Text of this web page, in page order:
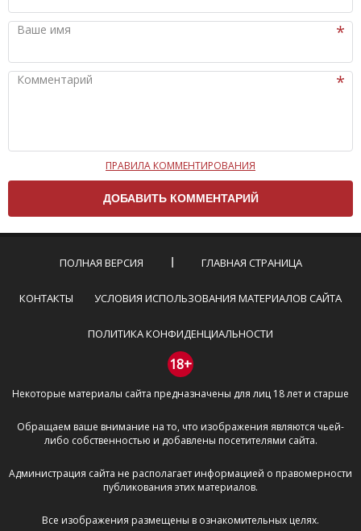
Ваше имя
Комментарий
Чтобы ваш комментарий был опубликован на сайте,
вам нужно придерживаться следующих правил:
Комментарий не может быть слишком
короткой — избегайте односложных и чисто
эмоциональных высказываний.
Не стоит отклоняться от предмета обсуждения.
Пожалуйста, не используйте в комментарие
призывы к насилию и высказывания,
направленные на разжигание расовой,
межнациональной и религиозной розни —
пожалейте наших модераторов, они кстати
очень славные ребята, поверьте.
буквами.
Не копируйте рецензии с других сайтов, нам
важно именно ваше мнение.
Не размещайте рекламу!
И запаситесь терпением, все комментарии
ПРАВИЛА КОММЕНТИРОВАНИЯ
ПОЛНАЯ ВЕРСИЯ ГЛАВНАЯ СТРАНИЦА
КОНТАКТЫ УСЛОВИЯ ИСПОЛЬЗОВАНИЯ МАТЕРИАЛОВ САЙТА
ПОЛИТИКА КОНФИДЕНЦИАЛЬНОСТИ
18+
Некоторые материалы сайта предназначены для лиц 18 лет и старше
Обращаем ваше внимание на то, что изображения являются чьей-
либо собственностью и добавлены посетителями сайта.
Администрация сайта не располагает информацией о правомерности
публикования этих материалов.
Все изображения размещены в ознакомительных целях.